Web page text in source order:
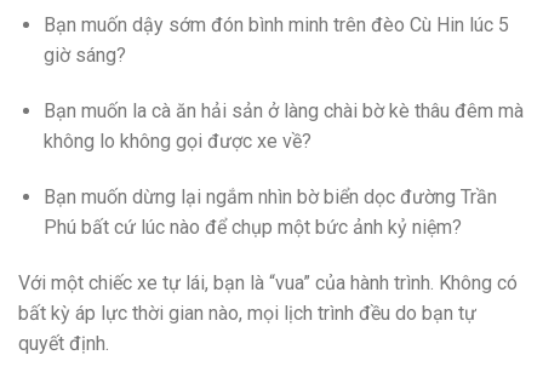
Bạn muốn dậy sớm đón bình minh trên đèo Cù Hin lúc 5
giờ sáng?
Bạn muốn la cà ăn hải sản ở làng chài bờ kè thâu đêm mà
không lo không gọi được xe về?
Bạn muốn dừng lại ngắm nhìn bờ biển dọc đường Trần
Phú bất cứ lúc nào để chụp một bức ảnh kỷ niệm?
Với một chiếc xe tự lái, bạn là “vua” của hành trình. Không có
bất kỳ áp lực thời gian nào, mọi lịch trình đều do bạn tự
quyết định.